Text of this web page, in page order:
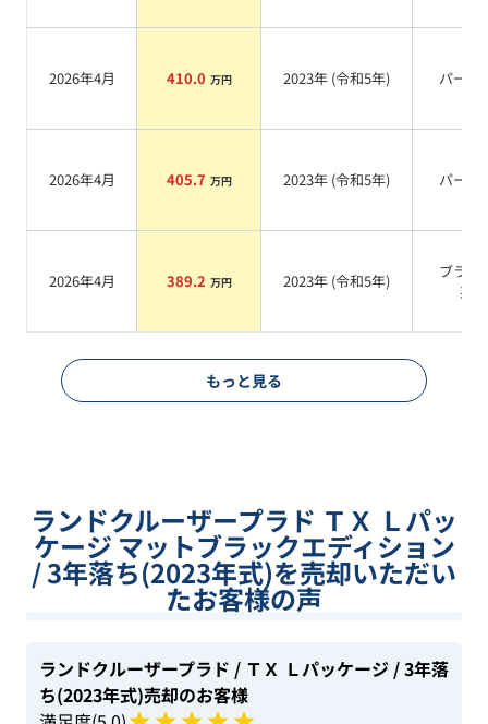
2026年4月 410.0 万円 2023年 (令和5年) パール
2026年4月 405.7 万円 2023年 (令和5年) パール
2026年4月 389.2 万円 2023年 (令和5年)
ブラッ
系
もっと見る
ランドクルーザープラド ＴＸ Ｌパッ
ケージ マットブラックエディション
/ 3年落ち(2023年式)を売却いただい
たお客様の声
ランドクルーザープラド / ＴＸ Ｌパッケージ / 3年落
ち(2023年式)売却のお客様